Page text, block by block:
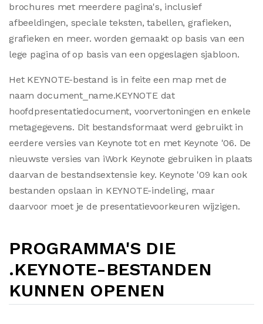
brochures met meerdere pagina's, inclusief
afbeeldingen, speciale teksten, tabellen, grafieken,
grafieken en meer. worden gemaakt op basis van een
lege pagina of op basis van een opgeslagen sjabloon.
Het KEYNOTE-bestand is in feite een map met de
naam document_name.KEYNOTE dat
hoofdpresentatiedocument, voorvertoningen en enkele
metagegevens. Dit bestandsformaat werd gebruikt in
eerdere versies van Keynote tot en met Keynote '06. De
nieuwste versies van iWork Keynote gebruiken in plaats
daarvan de bestandsextensie key. Keynote '09 kan ook
bestanden opslaan in KEYNOTE-indeling, maar
daarvoor moet je de presentatievoorkeuren wijzigen.
PROGRAMMA'S DIE
.KEYNOTE-BESTANDEN
KUNNEN OPENEN